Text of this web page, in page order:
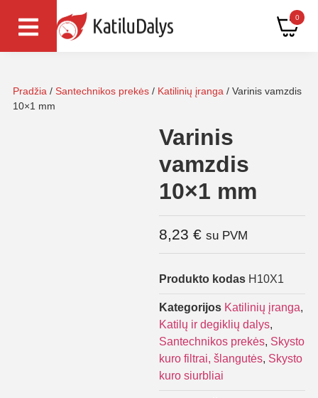
0
Pradžia / Santechnikos prekės / Katilinių įranga / Varinis vamzdis
10×1 mm
Varinis
vamzdis
10×1 mm
8,23 € su PVM
Produkto kodas H10X1
Kategorijos Katilinių įranga,
Katilų ir degiklių dalys,
Santechnikos prekės, Skysto
kuro filtrai, šlangutės, Skysto
kuro siurbliai